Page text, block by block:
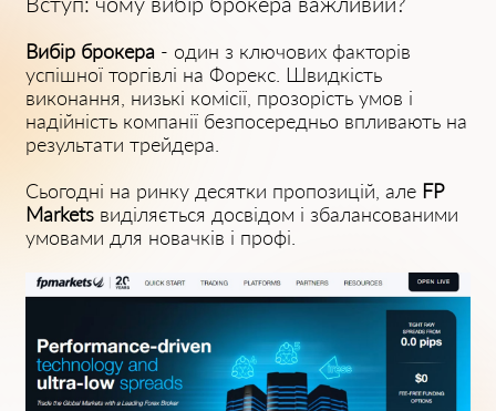
Вибір брокера - один з ключових факторів
успішної торгівлі на Форекс. Швидкість
виконання, низькі комісії, прозорість умов і
надійність компанії безпосередньо впливають на
результати трейдера.
Сьогодні на ринку десятки пропозицій, але FP
Mаrkets виділяється досвідом і збалансованими
умовами для новачків і профі.